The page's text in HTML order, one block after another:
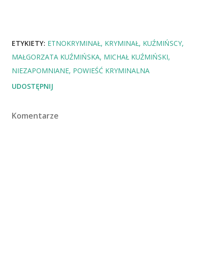
ETYKIETY: ETNOKRYMINAŁ KRYMINAŁ KUŹMIŃSCY
MAŁGORZATA KUŹMIŃSKA MICHAŁ KUŹMIŃSKI
NIEZAPOMNIANE POWIEŚĆ KRYMINALNA
UDOSTĘPNIJ
Komentarze